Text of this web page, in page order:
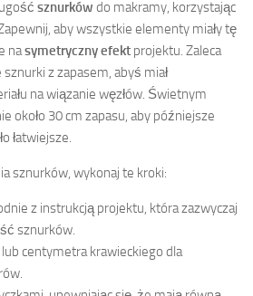
sznurków do makramy, korzystając
aby wszystkie elementy miały tę
nasymetryczny efekt projektu. Zaleca
sznurki z zapasem, abyś miał
na wiązanie węzłów. Świetnym
około 30 cm zapasu, aby późniejsze
łatwiejsze.
sznurków, wykonaj te kroki:
z instrukcją projektu, która zazwyczaj
sznurków.
centymetra krawieckiego dla